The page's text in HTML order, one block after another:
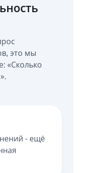
это мы
«Сколько
- ещё